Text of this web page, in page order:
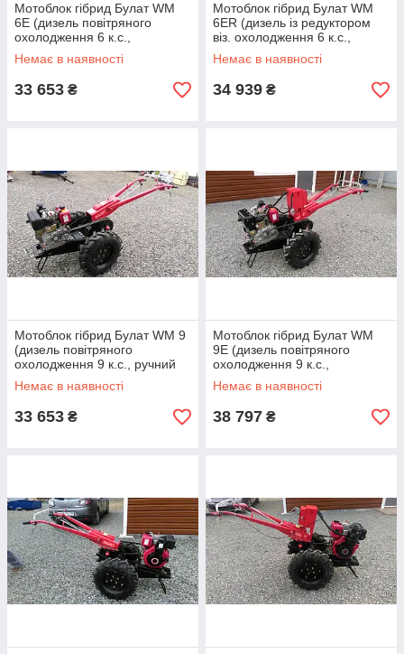
Мотоблок гібрид Булат WM
6Е (дизель повітряного
охолодження 6 к.с.,
електростартер)
Немає в наявності
33 653 ₴
Мотоблок гібрид Булат WM
6ER (дизель із редуктором
віз. охолодження 6 к.с.,
електростартер)
Немає в наявності
34 939 ₴
Мотоблок гібрид Булат WM 9
(дизель повітряного
охолодження 9 к.с., ручний
стартер)
Немає в наявності
33 653 ₴
Мотоблок гібрид Булат WM
9Е (дизель повітряного
охолодження 9 к.с.,
електростартер)
Немає в наявності
38 797 ₴